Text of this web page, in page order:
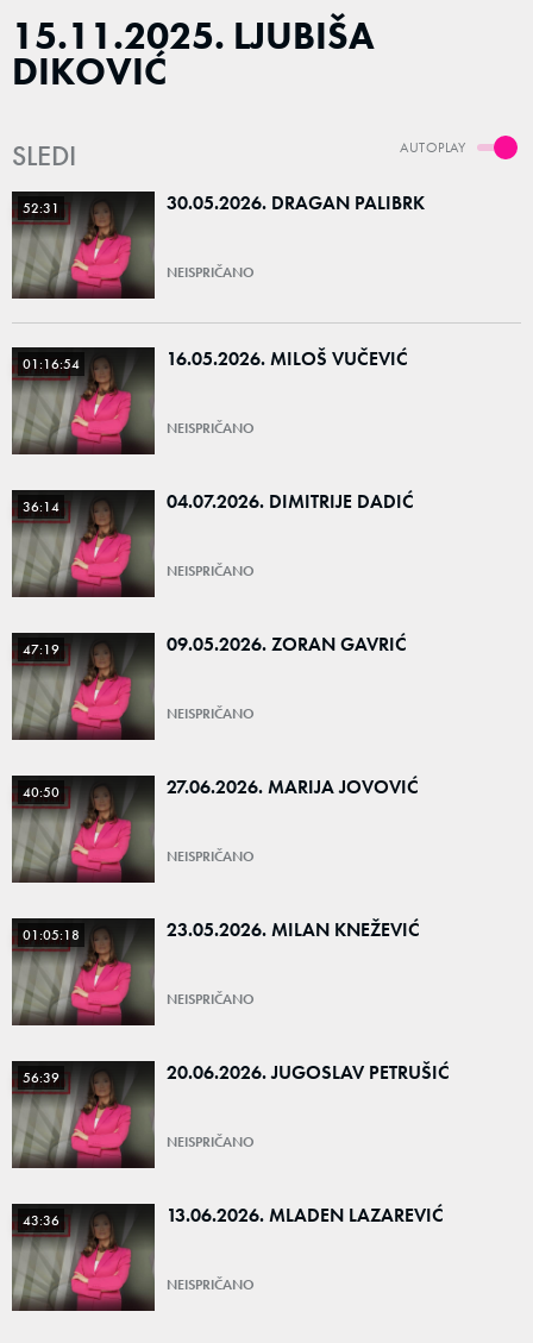
15.11.2025. LJUBIŠA
DIKOVIĆ
AUTOPLAY
SLEDI
52:31 30.05.2026. DRAGAN PALIBRK
NEISPRIČANO
01:16:54 16.05.2026. MILOŠ VUČEVIĆ
NEISPRIČANO
36:14 04.07.2026. DIMITRIJE DADIĆ
NEISPRIČANO
47:19 09.05.2026. ZORAN GAVRIĆ
NEISPRIČANO
40:50 27.06.2026. MARIJA JOVOVIĆ
NEISPRIČANO
01:05:18 23.05.2026. MILAN KNEŽEVIĆ
NEISPRIČANO
56:39 20.06.2026. JUGOSLAV PETRUŠIĆ
NEISPRIČANO
43:36 13.06.2026. MLADEN LAZAREVIĆ
NEISPRIČANO